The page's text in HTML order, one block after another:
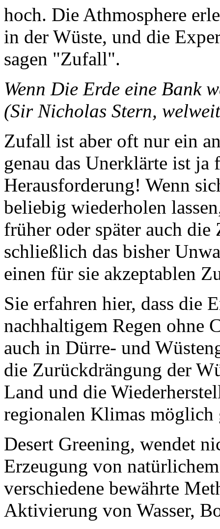
hoch. Die Athmosphere
in der Wüste, und die
sagen "Zufall".
Wenn Die Erde eine Bank
(Sir Nicholas Stern,
Zufall ist aber oft nur ein
genau das Unerklärte ist ja
Herausforderung! Wenn
beliebig wiederholen
früher oder später auch die
schließlich das bisher
einen für sie akzeptablen
Sie erfahren hier, dass die
nachhaltigem Regen ohne
auch in Dürre- und
die Zurückdrängung der
Land und die
regionalen Klimas möglich
Desert Greening, wendet
Erzeugung von
verschiedene bewährte
Aktivierung von Wasser,